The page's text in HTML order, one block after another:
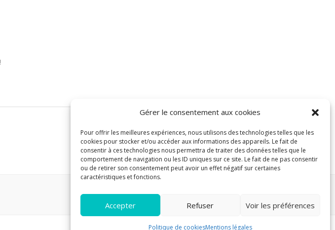
Gérer le consentement aux cookies
Pour offrir les meilleures expériences, nous utilisons des technologies telles que les
cookies pour stocker et/ou accéder aux informations des appareils. Le fait de
consentir à ces technologies nous permettra de traiter des données telles que le
comportement de navigation ou les ID uniques sur ce site. Le fait de ne pas consentir
ou de retirer son consentement peut avoir un effet négatif sur certaines
caractéristiques et fonctions.
Accepter Refuser Voir les préférences
Politique de cookiesMentions légales